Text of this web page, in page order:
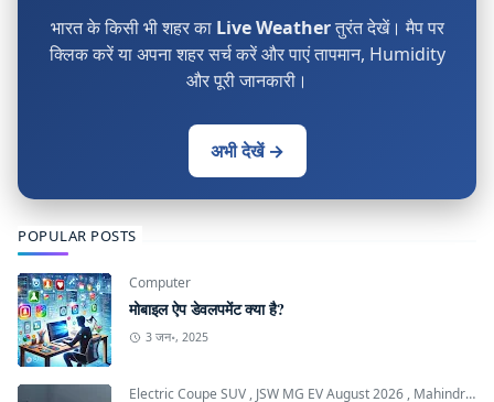
भारत के किसी भी शहर का Live Weatherतुरंत देखें। मैप पर
क्लिक करें या अपना शहर सर्च करें और पाएं तापमान, Humidity
और पूरी जानकारी।
अभी देखें →
POPULAR POSTS
Computer
मोबाइल ऐप डेवलपमेंट क्या है?
3 जन॰, 2025
Electric Coupe SUV , JSW MG EV August 2026 , Mahindra INGLO Platform